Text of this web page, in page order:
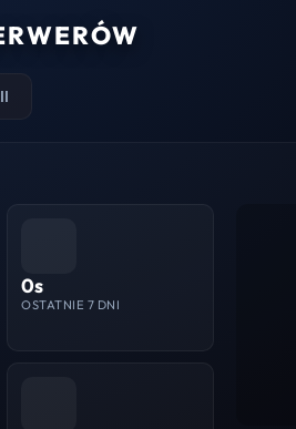
0s
OSTATNIE 7 DNI